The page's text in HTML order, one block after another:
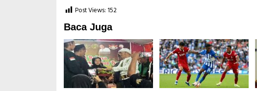
Post Views: 152
Baca Juga